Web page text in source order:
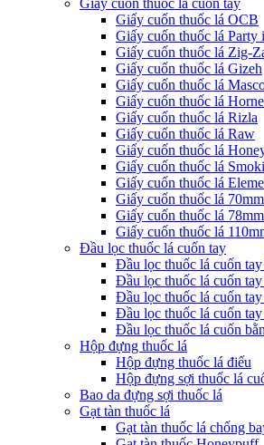
Giấy cuốn thuốc lá cuốn tay
Giấy cuốn thuốc lá OCB
Giấy cuốn thuốc lá Party
Giấy cuốn thuốc lá Zig-
Giấy cuốn thuốc lá Gizeh
Giấy cuốn thuốc lá
Giấy cuốn thuốc lá
Giấy cuốn thuốc lá Rizla
Giấy cuốn thuốc lá Raw
Giấy cuốn thuốc lá
Giấy cuốn thuốc lá
Giấy cuốn thuốc lá
Giấy cuốn thuốc lá
Giấy cuốn thuốc lá
Giấy cuốn thuốc lá
Đầu lọc thuốc lá cuốn tay
Đầu lọc thuốc lá cuốn
Đầu lọc thuốc lá cuốn
Đầu lọc thuốc lá cuốn
Đầu lọc thuốc lá cuốn
Đầu lọc thuốc lá cuốn
Hộp đựng thuốc lá
Hộp đựng thuốc lá điếu
Hộp đựng sợi thuốc lá
Bao da đựng sợi thuốc lá
Gạt tàn thuốc lá
Gạt tàn thuốc lá chống